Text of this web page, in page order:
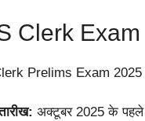
Clerk Exam
Prelims Exam 2025
अक्टूबर 2025 के पहले